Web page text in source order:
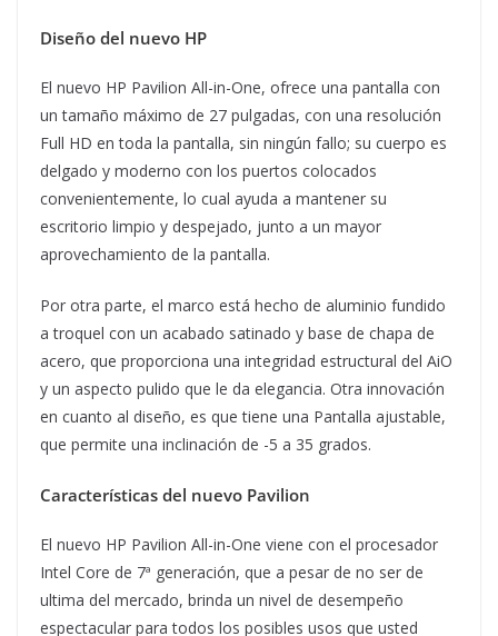
Diseño del nuevo HP
El nuevo HP Pavilion All-in-One, ofrece una pantalla con
un tamaño máximo de 27 pulgadas, con una resolución
Full HD en toda la pantalla, sin ningún fallo; su cuerpo es
delgado y moderno con los puertos colocados
convenientemente, lo cual ayuda a mantener su
escritorio limpio y despejado, junto a un mayor
aprovechamiento de la pantalla.
Por otra parte, el marco está hecho de aluminio fundido
a troquel con un acabado satinado y base de chapa de
acero, que proporciona una integridad estructural del AiO
y un aspecto pulido que le da elegancia. Otra innovación
en cuanto al diseño, es que tiene una Pantalla ajustable,
que permite una inclinación de -5 a 35 grados.
Características del nuevo Pavilion
El nuevo HP Pavilion All-in-One viene con el procesador
Intel Core de 7ª generación, que a pesar de no ser de
ultima del mercado, brinda un nivel de desempeño
espectacular para todos los posibles usos que usted